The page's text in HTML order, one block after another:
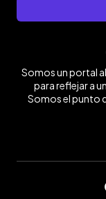
Somos un portal
para reflejar a
Somos el punto